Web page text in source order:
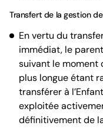
Transfert de la gestion de
En vertu du
immédiat, le
suivant le moment
plus longue étant
transférer à
exploitée
définitivement de